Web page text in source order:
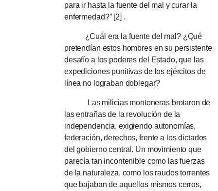
para ir hasta la fuente del mal y curar la
enfermedad?” [2] .
¿Cuál era la fuente del mal? ¿Qué
pretendían estos hombres en su persistente
desafío a los poderes del Estado, que las
expediciones punitivas de los ejércitos de
línea no lograban doblegar?
Las milicias montoneras brotaron de
las entrañas de la revolución de la
independencia, exigiendo autonomías,
federación, derechos, frente a los dictados
del gobierno central. Un movimiento que
parecía tan incontenible como las fuerzas
de la naturaleza, como los raudos torrentes
que bajaban de aquellos mismos cerros,